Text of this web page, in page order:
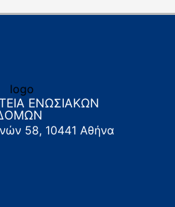
ΕΝΩΣΙΑΚΩΝ
58, 10441 Αθήνα